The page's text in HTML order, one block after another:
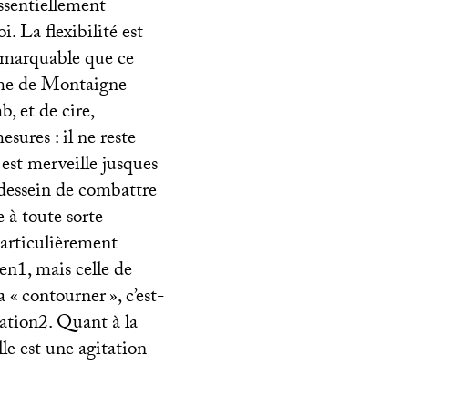
La flexibilité est
que ce
de Montaigne
et de cire,
: il ne reste
merveille jusques
de combattre
à toute sorte
mais celle de
«contourner», c’est-
Quant à la
est une agitation